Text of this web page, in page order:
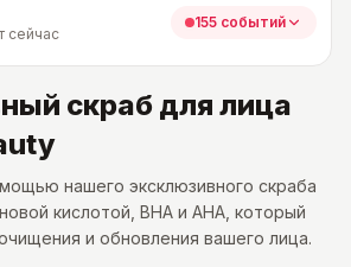
сейчас
155 событий
скраб для лица
нашего эксклюзивного скраба
кислотой, BHA и AHA, который
и обновления вашего лица.